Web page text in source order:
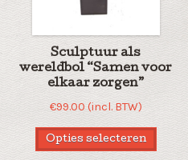
Sculptuur als
wereldbol “Samen voor
elkaar zorgen”
€99.00 (incl. BTW)
Opties selecteren